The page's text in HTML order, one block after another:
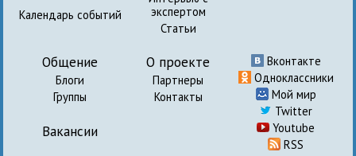
Календарь событий
экспертом
Статьи
Общение
Блоги
Группы
Вакансии
О проекте
Партнеры
Контакты
Вконтакте
Одноклассники
Мой мир
Twitter
Youtube
RSS